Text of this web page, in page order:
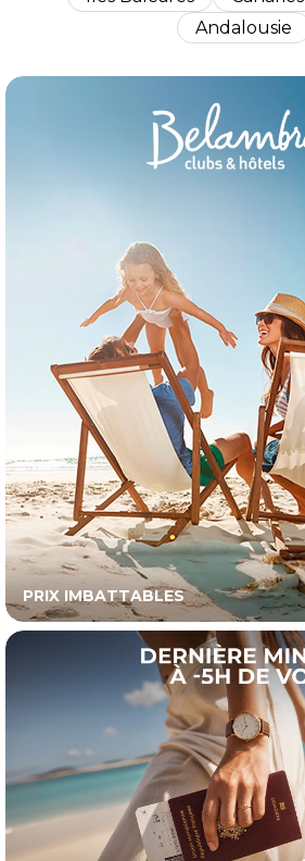
Andalousie
PRIX IMBATTABLES